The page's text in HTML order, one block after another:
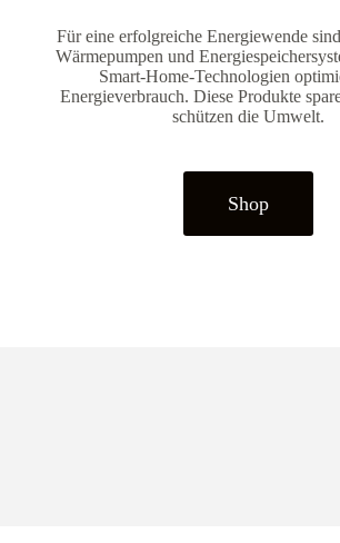
Für eine erfolgreiche Energiewende
Wärmepumpen und
Smart-Home-Technologien
Energieverbrauch. Diese Produkte
schützen die Umwelt.
Shop